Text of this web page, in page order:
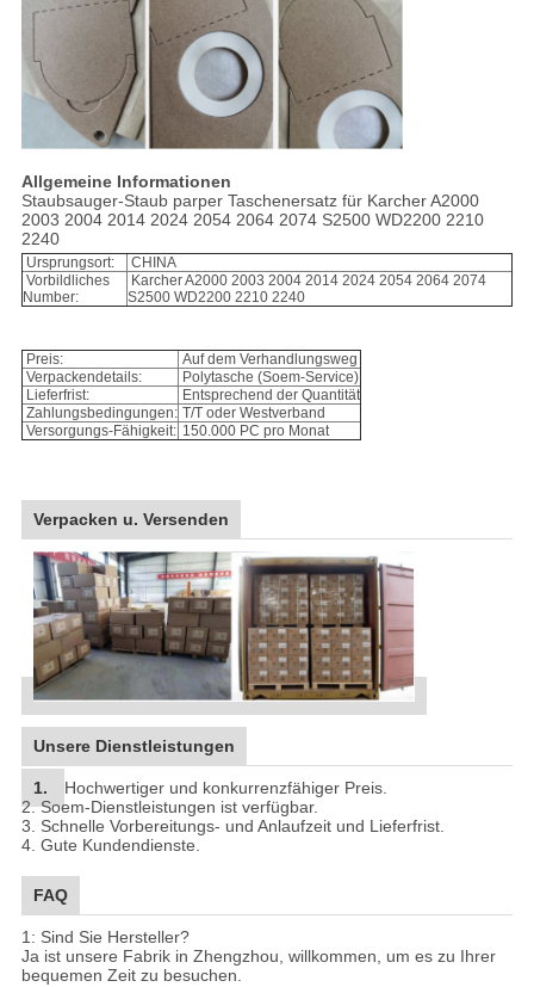
Allgemeine Informationen
Staubsauger-Staub parper Taschenersatz für Karcher A2000
2003 2004 2014 2024 2054 2064 2074 S2500 WD2200 2210
2240
Ursprungsort:
CHINA
Vorbildliches
Number:
Karcher A2000 2003 2004 2014 2024 2054 2064 2074
S2500 WD2200 2210 2240
Preis:
Auf dem Verhandlungsweg
Verpackendetails:
Polytasche (Soem-Service)
Lieferfrist:
Entsprechend der Quantität
Zahlungsbedingungen: T/T oder Westverband
Versorgungs-Fähigkeit: 150.000 PC pro Monat
Verpacken u. Versenden
Unsere Dienstleistungen
1.
Hochwertiger und konkurrenzfähiger Preis.
2. Soem-Dienstleistungen ist verfügbar.
3. Schnelle Vorbereitungs- und Anlaufzeit und Lieferfrist.
4. Gute Kundendienste.
FAQ
1: Sind Sie Hersteller?
Ja ist unsere Fabrik in Zhengzhou, willkommen, um es zu Ihrer
bequemen Zeit zu besuchen.